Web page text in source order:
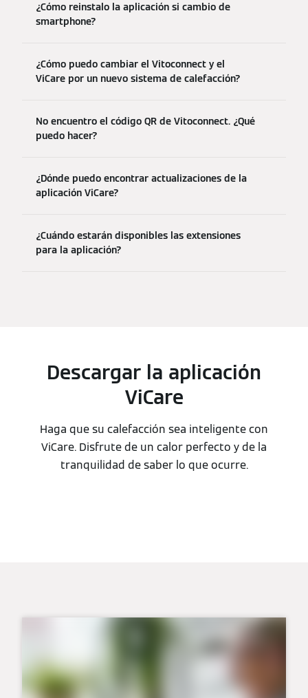
¿Cómo reinstalo la aplicación si cambio de
smartphone?
¿Cómo puedo cambiar el Vitoconnect y el
ViCare por un nuevo sistema de calefacción?
No encuentro el código QR de Vitoconnect. ¿Qué
puedo hacer?
¿Dónde puedo encontrar actualizaciones de la
aplicación ViCare?
¿Cuándo estarán disponibles las extensiones
para la aplicación?
Descargar la aplicación
ViCare
Haga que su calefacción sea inteligente con
ViCare. Disfrute de un calor perfecto y de la
tranquilidad de saber lo que ocurre.